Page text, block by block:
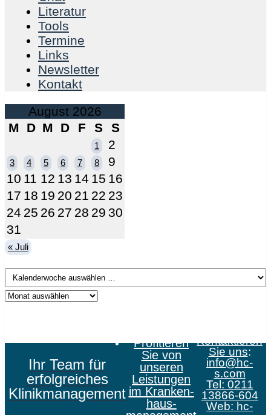
Literatur
Tools
Termine
Links
Newsletter
Kontakt
August 2026
M
D M D F S S
1 2
3 4 5 6 7 8
9
10 11 12 13 14 15 16
17 18 19 20 21 22 23
24 25 26 27 28 29 30
31
« Juli
Ihr Team für
erfolgreiches
Klinikmanagement
Profitieren
Sie von
unseren
Leistungen
im Kranken­
haus­
Kontaktieren
Sie uns:
info@hc-
s.com
Tel: 0211
13866-604
Web: hc-